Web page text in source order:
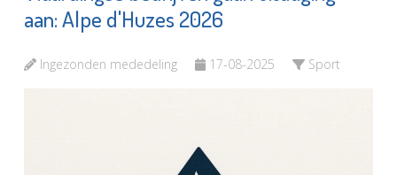
aan: Alpe d'Huzes 2026
Ingezonden mededeling 17-08-2025 Sport